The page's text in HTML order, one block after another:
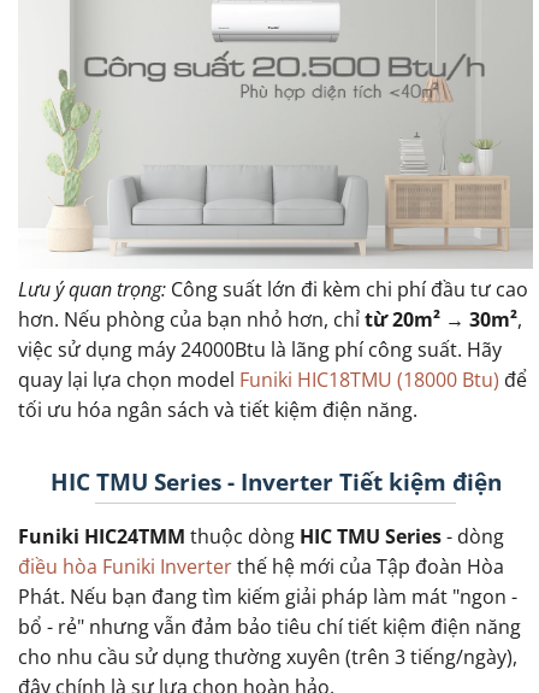
Lưu ý quan trọng: Công suất lớn đi kèm chi phí đầu tư cao
hơn. Nếu phòng của bạn nhỏ hơn, chỉtừ 20m² → 30m²,
việc sử dụng máy 24000Btu là lãng phí công suất. Hãy
quay lại lựa chọn model Funiki HIC18TMU (18000 Btu) để
tối ưu hóa ngân sách và tiết kiệm điện năng.
HIC TMU Series - Inverter Tiết kiệm điện
Funiki HIC24TMM thuộc dòng HIC TMU Series- dòng
điều hòa Funiki Inverterthế hệ mới của Tập đoàn Hòa
Phát. Nếu bạn đang tìm kiếm giải pháp làm mát "ngon -
bổ - rẻ" nhưng vẫn đảm bảo tiêu chí tiết kiệm điện năng
cho nhu cầu sử dụng thường xuyên (trên 3 tiếng/ngày),
đây chính là sự lựa chọn hoàn hảo.